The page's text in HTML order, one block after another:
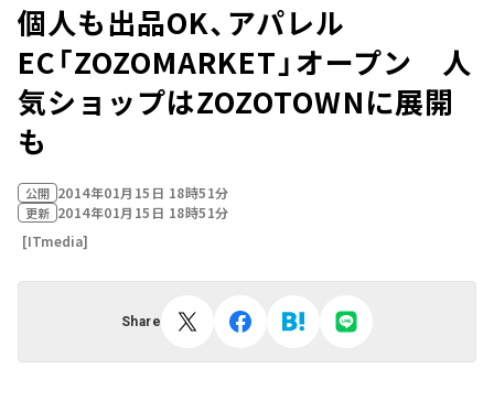
個人も出品OK、アパレル
EC「ZOZOMARKET」オープン 人
気ショップはZOZOTOWNに展開
も
公開 2014年01月15日 18時51分
更新 2014年01月15日 18時51分
[ITmedia]
Share